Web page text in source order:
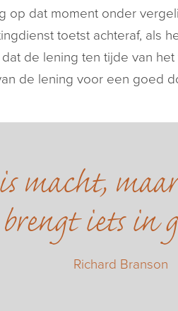
op dat moment onder
toetst achteraf, als
de lening ten tijde van
de lening voor een goed
macht,
brengt iets in
Richard Branson